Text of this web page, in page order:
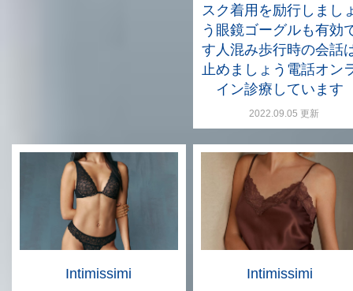
スク着用を励行しまし
う眼鏡ゴーグルも有効
す人混み歩行時の会話
止めましょう電話オン
イン診療しています
2022.09.05 更新
Intimissimi
Intimissimi